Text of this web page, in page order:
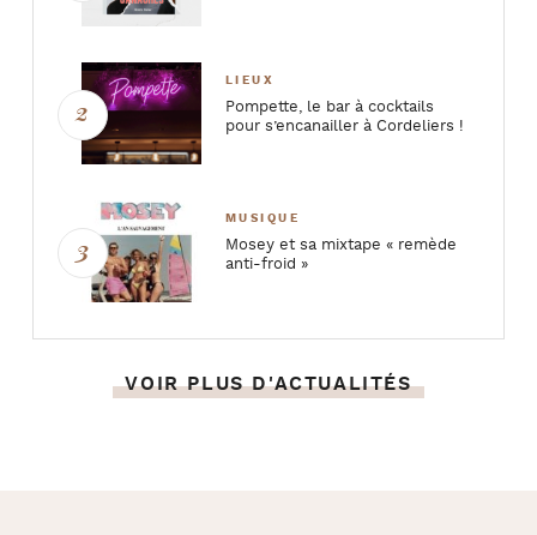
LIEUX
Pompette, le bar à cocktails
pour s’encanailler à Cordeliers !
MUSIQUE
Mosey et sa mixtape « remède
anti-froid »
VOIR PLUS D'ACTUALITÉS